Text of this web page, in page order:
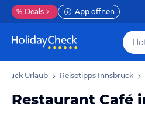
% Deals App öffnen
Urlaub Reisetipps Innsbruck
Restaurant Café